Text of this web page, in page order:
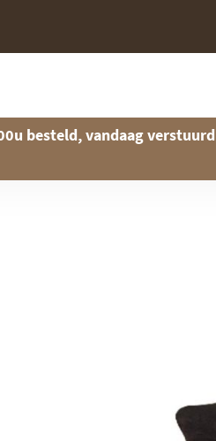
besteld, vandaag verstuurd